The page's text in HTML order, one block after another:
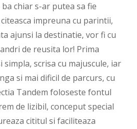
chiar s-ar putea sa fie
impreuna cu parintii,
ajunsi la destinatie, vor fi cu
de reusita lor! Prima
simpla, scrisa cu majuscule, iar
si mai dificil de parcurs, cu
Tandem foloseste fontul
de lizibil, conceput special
cititul si faciliteaza